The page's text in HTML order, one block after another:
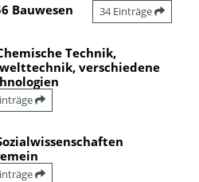
Bauwesen 34 Einträge
Technik,
verschiedene